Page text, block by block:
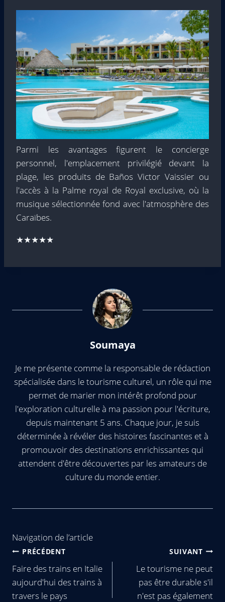
Parmi les avantages figurent le concierge
personnel, l'emplacement privilégié devant la
plage, les produits de Baños Victor Vaissier ou
l'accès à la Palme royal de Royal exclusive, où la
musique sélectionnée fond avec l'atmosphère des
Caraïbes.
★★★★★
Soumaya
Je me présente comme la responsable de rédaction
spécialisée dans le tourisme culturel, un rôle qui me
permet de marier mon intérêt profond pour
l'exploration culturelle à ma passion pour l'écriture,
depuis maintenant 5 ans. Chaque jour, je suis
déterminée à révéler des histoires fascinantes et à
promouvoir des destinations enrichissantes qui
attendent d'être découvertes par les amateurs de
culture du monde entier.
Navigation de l’article
PRÉCÉDENT
Faire des trains en Italie
aujourd'hui des trains à
travers le pays
SUIVANT
Le tourisme ne peut
pas être durable s'il
n'est pas également